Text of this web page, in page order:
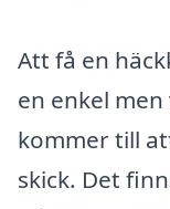
Att få en
en enkel
kommer till
skick. Det